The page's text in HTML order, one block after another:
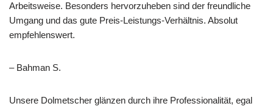
Arbeitsweise. Besonders hervorzuheben sind der freundliche
Umgang und das gute Preis-Leistungs-Verhältnis. Absolut
empfehlenswert.
– Bahman S.
Unsere Dolmetscher glänzen durch ihre Professionalität, egal